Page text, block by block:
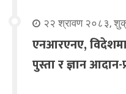
२२ श्रावण २०८३,
एनआरएनए, विदेशमा
पुस्ता र ज्ञान